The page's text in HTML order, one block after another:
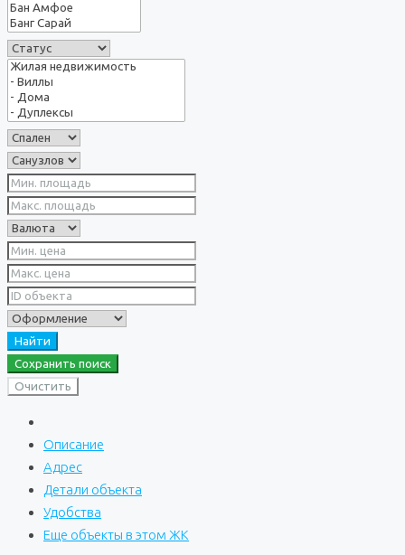
Найти
Сохранить поиск
Очистить
Описание
Адрес
Детали объекта
Удобства
Еще объекты в этом ЖК